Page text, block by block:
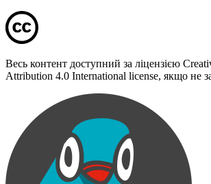
Весь контент доступний за ліцензією
Attribution 4.0 International license, якщо не